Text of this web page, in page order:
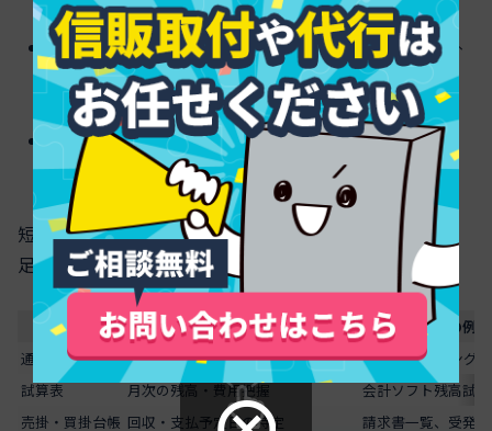
用意する資料: 通帳全口座、試算表、売掛台帳、買掛
台帳、請求書、契約書、カード明細
代替できるもの: 出納帳、会計ソフト元帳、レジ日
報、ネットバンキング明細
短時間で揃わない場合は、通帳と台帳の2点から着手し、
足りない書類は後で追加するとスムーズです。
資料 目的
代替の例
通帳・明細
実際の入出金確認と開始残高の確定 ネットバンキング
試算表
月次の残高・費用把握
会計ソフト残高試算
売掛・買掛台帳 回収・支払予定日の特定
請求書一覧、受発